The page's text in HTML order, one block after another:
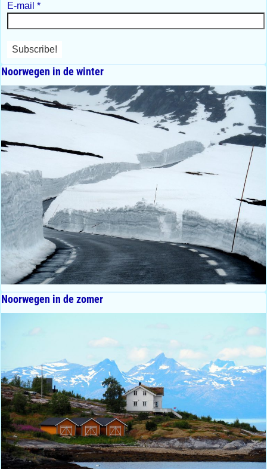
E-mail *
Noorwegen in de winter
Noorwegen in de zomer